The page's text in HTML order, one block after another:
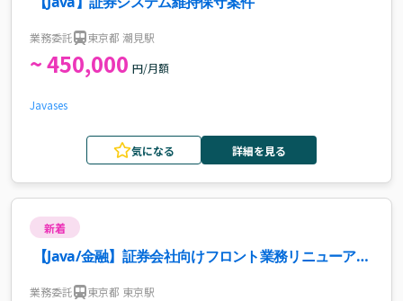
業務委託 東京都 潮見駅
~ 450,000 円/月額
Javases
気になる 詳細を見る
新着
【Java/金融】証券会社向けフロント業務リニューアル
業務委託 東京都 東京駅